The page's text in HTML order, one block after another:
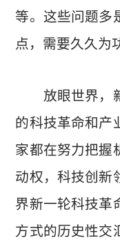
等。这些问题多
点，需要久久为
放眼世界，新
的科技革命和产
家都在努力把握
动权，科技创新
界新一轮科技革
方式的历史性交